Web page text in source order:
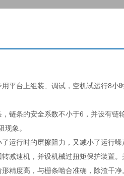
用平台上组装、调试，空机试运行8小
链条的安全系数不小于6，并设有
现象。
运行时的磨擦阻力，又减小了运行噪
转减速机，并设机械过扭矩保护装置
精度高，与栅条啮合准确，除渣干净